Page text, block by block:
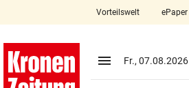
Vorteilswelt ePaper
menu Menü aufklappen
Fr., 07.08.2026